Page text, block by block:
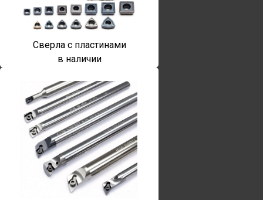
Сверла с пластинами
в наличии